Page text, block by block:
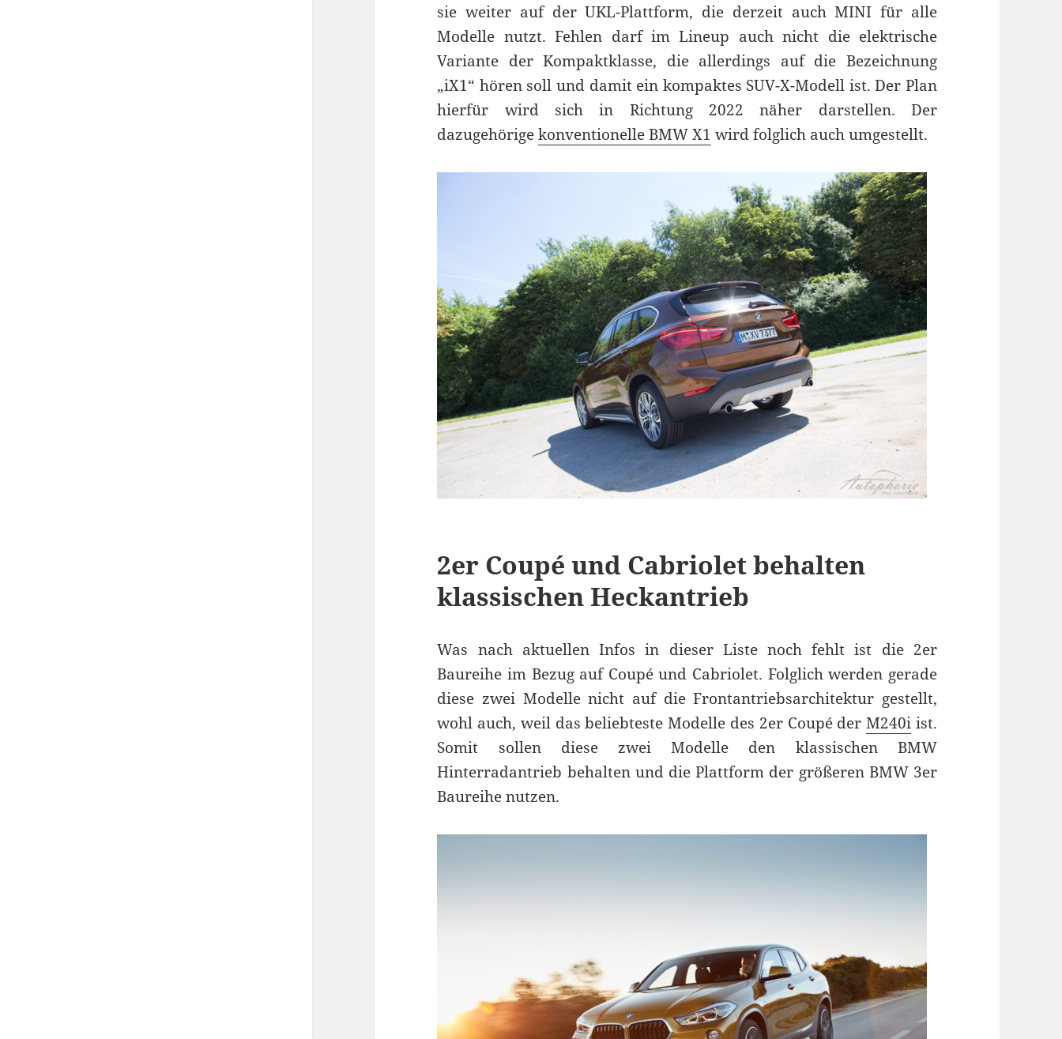
sie weiter auf der UKL-Plattform, die derzeit auch MINI für alle
Modelle nutzt. Fehlen darf im Lineup auch nicht die elektrische
Variante der Kompaktklasse, die allerdings auf die Bezeichnung
„iX1“ hören soll und damit ein kompaktes SUV-X-Modell ist. Der Plan
hierfür wird sich in Richtung 2022 näher darstellen. Der
dazugehörigekonventionelle BMW X1 wird folglich auch umgestellt.
2er Coupé und Cabriolet behalten
klassischen Heckantrieb
Was nach aktuellen Infos in dieser Liste noch fehlt ist die 2er
Baureihe im Bezug auf Coupé und Cabriolet. Folglich werden gerade
diese zwei Modelle nicht auf die Frontantriebsarchitektur gestellt,
wohl auch, weil das beliebteste Modelle des 2er Coupé derM240i ist.
Somit sollen diese zwei Modelle den klassischen BMW
Hinterradantrieb behalten und die Plattform der größeren BMW 3er
Baureihe nutzen.